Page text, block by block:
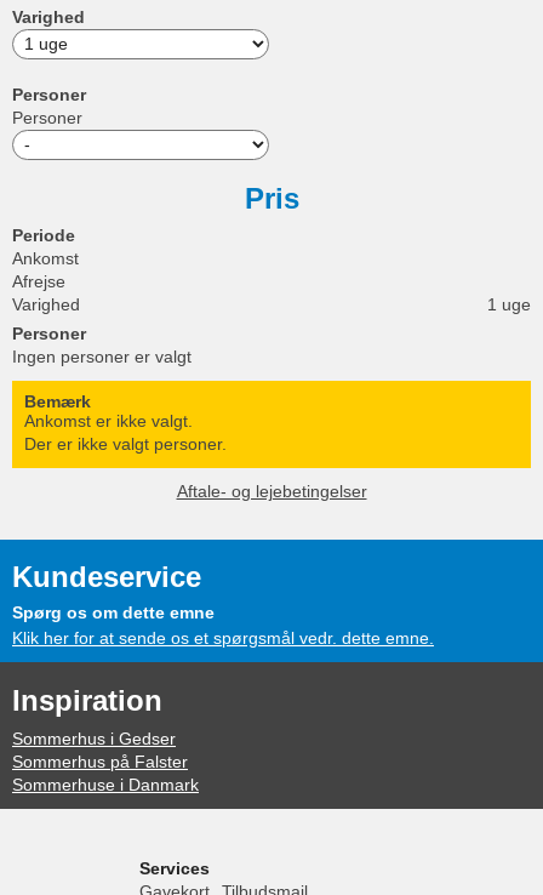
Varighed
Personer
Personer
Pris
Periode
Ankomst
Afrejse
Varighed
1 uge
Personer
Ingen personer er valgt
Bemærk
Ankomst er ikke valgt.
Der er ikke valgt personer.
Aftale- og lejebetingelser
Kundeservice
Spørg os om dette emne
Klik her for at sende os et spørgsmål vedr. dette emne.
Inspiration
Sommerhus i Gedser
Sommerhus på Falster
Sommerhuse i Danmark
Services
Gavekort
Tilbudsmail